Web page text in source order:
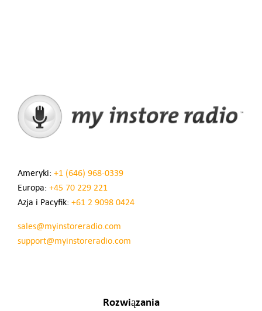
Ameryki: +1 (646) 968-0339
Europa: +45 70 229 221
Azja i Pacyfik: +61 2 9098 0424
sales@myinstoreradio.com
support@myinstoreradio.com
Rozwiązania